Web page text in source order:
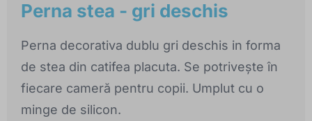
Perna stea - gri deschis
Perna decorativa dublu gri deschis in forma
de stea din catifea placuta. Se potrivește în
fiecare cameră pentru copii. Umplut cu o
minge de silicon.